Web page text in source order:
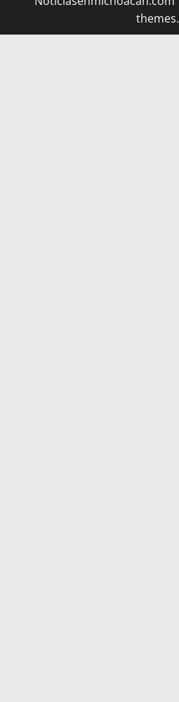
themes.